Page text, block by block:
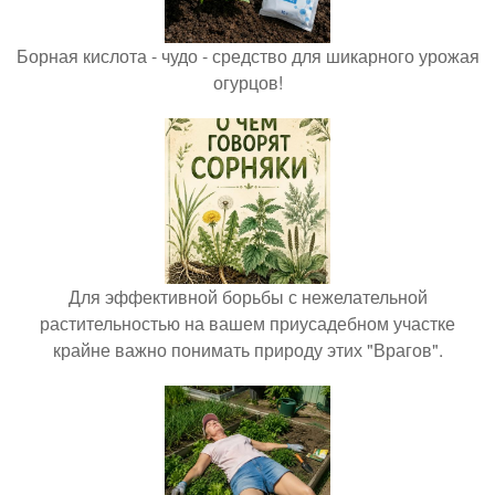
Борная кислота - чудо - средство для шикарного урожая
огурцов!
Для эффективной борьбы с нежелательной
растительностью на вашем приусадебном участке
крайне важно понимать природу этих "Врагов".